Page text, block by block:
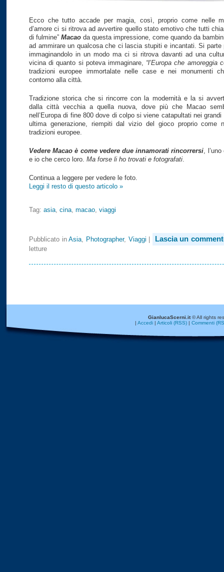
Ecco che tutto accade per magia, così, proprio come nelle
d’amore ci si ritrova ad avvertire quello stato emotivo che tutti
di fulmine” Macao da questa impressione, come quando da
ad ammirare un qualcosa che ci lascia stupiti e incantati. Si parte
immaginandolo in un modo ma ci si ritrova davanti ad una
vicina di quanto si poteva immaginare, “l’Europa che amoreggia
tradizioni europee immortalate nelle case e nei monumenti
contorno alla città.
Tradizione storica che si rincorre con la modernità e la si
dalla città vecchia a quella nuova, dove più che Macao
nell’Europa di fine 800 dove di colpo si viene catapultati nei
ultima generazione, riempiti dal vizio del gioco proprio come
tradizioni europee.
Vedere Macao è come vedere due innamorati rincorrersi ,
e io che cerco loro. Ma forse li ho trovati e fotografati
Continua a leggere per vedere le foto.
Leggi il resto di questo articolo »
Tag: asia cina macao viaggi
Pubblicato inAsia Photographer, Viaggi Lascia un
letture
GianlucaScerni.it© All rights
| Accedi| Articoli (RSS)| Commenti